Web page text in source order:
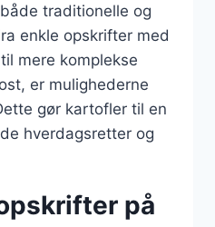
traditionelle og
enkle opskrifter med
mere komplekse
er mulighederne
gør kartofler til en
hverdagsretter og
på